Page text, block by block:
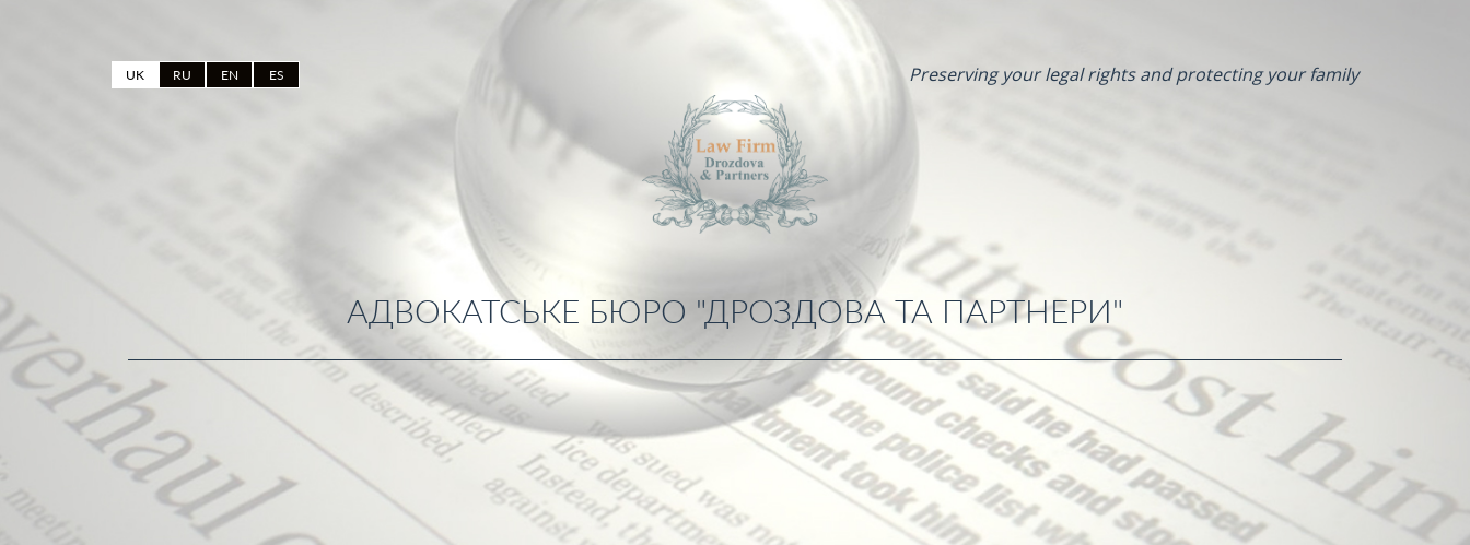
UK RU EN ES Preserving your legal rights and protecting your family
АДВОКАТСЬКЕ БЮРО "ДРОЗДОВА ТА ПАРТНЕРИ"